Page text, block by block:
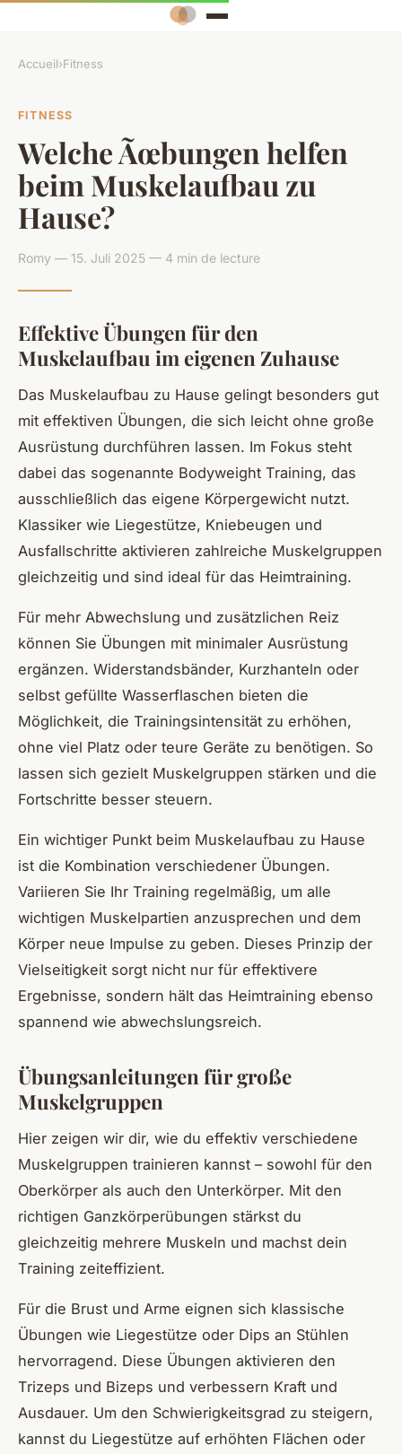
Accueil›Fitness
FITNESS
Welche Ãœbungen helfen
beim Muskelaufbau zu
Hause?
Romy — 15. Juli 2025 — 4 min de lecture
Effektive Übungen für den
Muskelaufbau im eigenen Zuhause
Das Muskelaufbau zu Hause gelingt besonders gut
mit effektiven Übungen, die sich leicht ohne große
Ausrüstung durchführen lassen. Im Fokus steht
dabei das sogenannte Bodyweight Training, das
ausschließlich das eigene Körpergewicht nutzt.
Klassiker wie Liegestütze, Kniebeugen und
Ausfallschritte aktivieren zahlreiche Muskelgruppen
gleichzeitig und sind ideal für das Heimtraining.
Für mehr Abwechslung und zusätzlichen Reiz
können Sie Übungen mit minimaler Ausrüstung
ergänzen. Widerstandsbänder, Kurzhanteln oder
selbst gefüllte Wasserflaschen bieten die
Möglichkeit, die Trainingsintensität zu erhöhen,
ohne viel Platz oder teure Geräte zu benötigen. So
lassen sich gezielt Muskelgruppen stärken und die
Fortschritte besser steuern.
Ein wichtiger Punkt beim Muskelaufbau zu Hause
ist die Kombination verschiedener Übungen.
Variieren Sie Ihr Training regelmäßig, um alle
wichtigen Muskelpartien anzusprechen und dem
Körper neue Impulse zu geben. Dieses Prinzip der
Vielseitigkeit sorgt nicht nur für effektivere
Ergebnisse, sondern hält das Heimtraining ebenso
spannend wie abwechslungsreich.
Übungsanleitungen für große
Muskelgruppen
Hier zeigen wir dir, wie du effektiv verschiedene
Muskelgruppen trainieren kannst – sowohl für den
Oberkörper als auch den Unterkörper. Mit den
richtigen Ganzkörperübungen stärkst du
gleichzeitig mehrere Muskeln und machst dein
Training zeiteffizient.
Für die Brust und Arme eignen sich klassische
Übungen wie Liegestütze oder Dips an Stühlen
hervorragend. Diese Übungen aktivieren den
Trizeps und Bizeps und verbessern Kraft und
Ausdauer. Um den Schwierigkeitsgrad zu steigern,
kannst du Liegestütze auf erhöhten Flächen oder